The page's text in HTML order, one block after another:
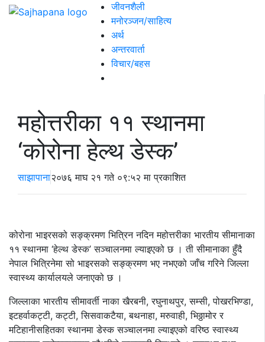
जीवनशैली
मनोरञ्जन/साहित्य
अर्थ
अन्तरवार्ता
विचार/बहस
महोत्तरीका ११ स्थानमा
‘कोरोना हेल्थ डेस्क’
साझापाना२०७६ माघ २१ गते ०९:५२ मा प्रकाशित
कोरोना भाइरसको सङ्क्रमण भित्रिन नदिन महोत्तरीका भारतीय सीमानाका
११ स्थानमा ‘हेल्थ डेस्क’ सञ्चालनमा ल्याइएको छ । ती सीमानाका हुँदै
नेपाल भित्रिनेमा सो भाइरसको सङ्क्रमण भए नभएको जाँच गरिने जिल्ला
स्वास्थ्य कार्यालयले जनाएको छ ।
जिल्लाका भारतीय सीमावर्ती नाका खैरबनी, रघुनाथपुर, सम्सी, पोखरभिण्डा,
इटहर्वाकट्टी, कट्टी, सिसवाकटैया, बथनाहा, मरुवाही, भिठ्ठामोर र
मटिहानीसहितका स्थानमा डेस्क सञ्चालनमा ल्याइएको वरिष्ठ स्वास्थ्य